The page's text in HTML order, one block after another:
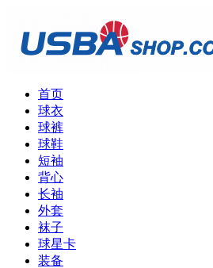
首页
球衣
球裤
球鞋
短袖
背心
长袖
外套
袜子
球星卡
装备